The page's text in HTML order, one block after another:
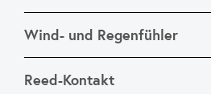
Wind- und Regenfühler
Zum automatischen
Reed-Kontakt